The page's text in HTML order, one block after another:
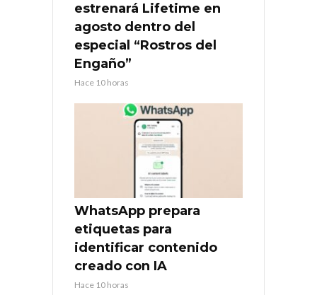
estrenará Lifetime en
agosto dentro del
especial “Rostros del
Engaño”
Hace 10 horas
WhatsApp prepara
etiquetas para
identificar contenido
creado con IA
Hace 10 horas